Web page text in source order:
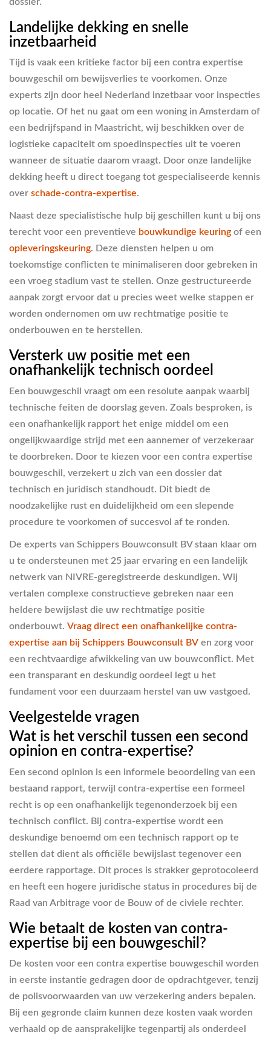
Landelijke dekking en snelle
inzetbaarheid
Tijd is vaak een kritieke factor bij een contra expertise
bouwgeschil om bewijsverlies te voorkomen. Onze
experts zijn door heel Nederland inzetbaar voor inspecties
op locatie. Of het nu gaat om een woning in Amsterdam of
een bedrijfspand in Maastricht, wij beschikken over de
logistieke capaciteit om spoedinspecties uit te voeren
wanneer de situatie daarom vraagt. Door onze landelijke
dekking heeft u direct toegang tot gespecialiseerde kennis
over schade-contra-expertise.
Naast deze specialistische hulp bij geschillen kunt u bij ons
terecht voor een preventieve bouwkundige keuring of een
opleveringskeuring. Deze diensten helpen u om
toekomstige conflicten te minimaliseren door gebreken in
een vroeg stadium vast te stellen. Onze gestructureerde
aanpak zorgt ervoor dat u precies weet welke stappen er
worden ondernomen om uw rechtmatige positie te
onderbouwen en te herstellen.
Versterk uw positie met een
onafhankelijk technisch oordeel
Een bouwgeschil vraagt om een resolute aanpak waarbij
technische feiten de doorslag geven. Zoals besproken, is
een onafhankelijk rapport het enige middel om een
ongelijkwaardige strijd met een aannemer of verzekeraar
te doorbreken. Door te kiezen voor een contra expertise
bouwgeschil, verzekert u zich van een dossier dat
technisch en juridisch standhoudt. Dit biedt de
noodzakelijke rust en duidelijkheid om een slepende
procedure te voorkomen of succesvol af te ronden.
De experts van Schippers Bouwconsult BV staan klaar om
u te ondersteunen met 25 jaar ervaring en een landelijk
netwerk van NIVRE-geregistreerde deskundigen. Wij
vertalen complexe constructieve gebreken naar een
heldere bewijslast die uw rechtmatige positie
onderbouwt. Vraag direct een onafhankelijke contra-
expertise aan bij Schippers Bouwconsult BV en zorg voor
een rechtvaardige afwikkeling van uw bouwconflict. Met
een transparant en deskundig oordeel legt u het
fundament voor een duurzaam herstel van uw vastgoed.
Veelgestelde vragen
Wat is het verschil tussen een second
opinion en contra-expertise?
Een second opinion is een informele beoordeling van een
bestaand rapport, terwijl contra-expertise een formeel
recht is op een onafhankelijk tegenonderzoek bij een
technisch conflict. Bij contra-expertise wordt een
deskundige benoemd om een technisch rapport op te
stellen dat dient als officiële bewijslast tegenover een
eerdere rapportage. Dit proces is strakker geprotocoleerd
en heeft een hogere juridische status in procedures bij de
Raad van Arbitrage voor de Bouw of de civiele rechter.
Wie betaalt de kosten van contra-
expertise bij een bouwgeschil?
De kosten voor een contra expertise bouwgeschil worden
in eerste instantie gedragen door de opdrachtgever, tenzij
de polisvoorwaarden van uw verzekering anders bepalen.
Bij een gegronde claim kunnen deze kosten vaak worden
verhaald op de aansprakelijke tegenpartij als onderdeel